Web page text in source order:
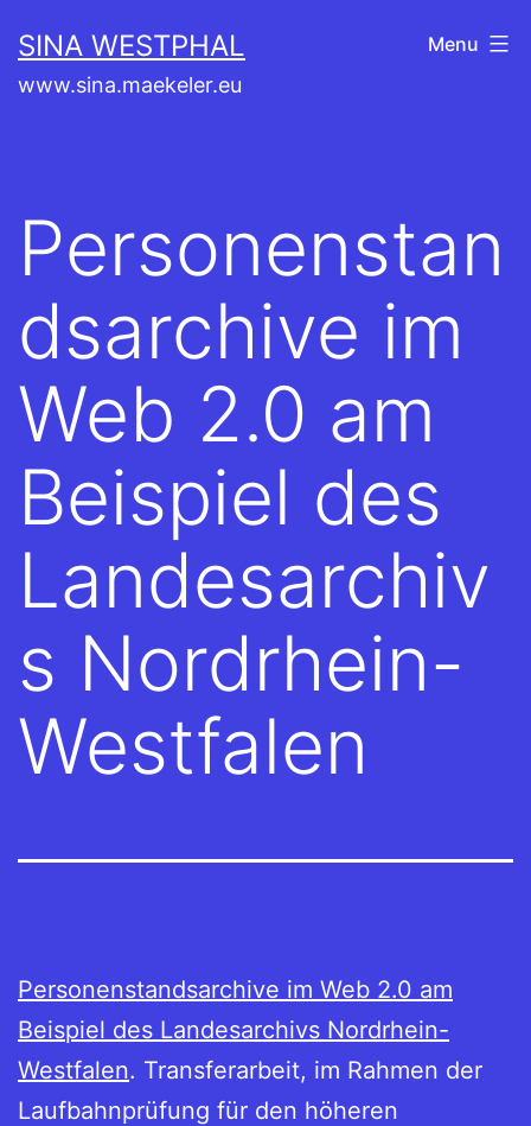
au
contenu
SINA WESTPHAL
www.sina.maekeler.eu
Menu
Personenstan
dsarchive im
Web 2.0 am
Beispiel des
Landesarchiv
s Nordrhein-
Westfalen
Personenstandsarchive im Web 2.0 am
Beispiel des Landesarchivs Nordrhein-
Westfalen. Transferarbeit, im Rahmen der
Laufbahnprüfung für den höheren